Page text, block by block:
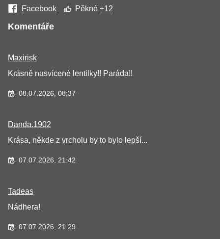
Facebook Pěkné+12
Komentáře
Maxirisk
Krásně nasvícené lentilky!! Paráda!!
08.07.2026, 08:37
Danda.1902
Krása, někde z vrcholu by to bylo lepší...
07.07.2026, 21:42
Tadeas
Nádhera!
07.07.2026, 21:29